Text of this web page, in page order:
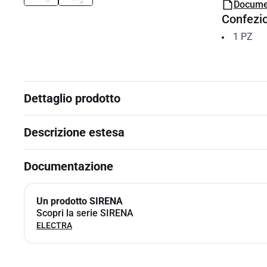
1 PZ
Dettaglio prodotto
Descrizione estesa
Documentazione
Un prodotto SIRENA
Scopri la serie SIRENA
ELECTRA